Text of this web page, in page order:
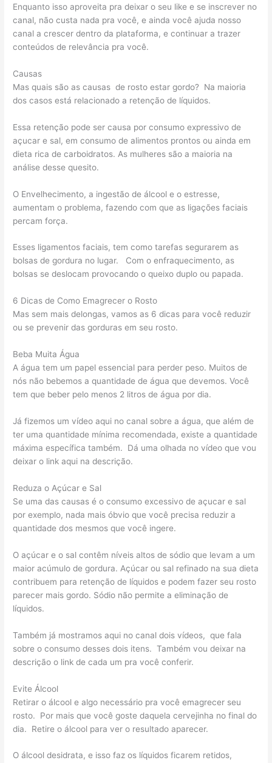
Enquanto isso aproveita pra deixar o seu like e se inscrever no
canal, não custa nada pra você, e ainda você ajuda nosso
canal a crescer dentro da plataforma, e continuar a trazer
conteúdos de relevância pra você.
Causas
Mas quais são as causas de rosto estar gordo? Na maioria
dos casos está relacionado a retenção de líquidos.
Essa retenção pode ser causa por consumo expressivo de
açucar e sal, em consumo de alimentos prontos ou ainda em
dieta rica de carboidratos. As mulheres são a maioria na
análise desse quesito.
O Envelhecimento, a ingestão de álcool e o estresse,
aumentam o problema, fazendo com que as ligações faciais
percam força.
Esses ligamentos faciais, tem como tarefas segurarem as
bolsas de gordura no lugar. Com o enfraquecimento, as
bolsas se deslocam provocando o queixo duplo ou papada.
6 Dicas de Como Emagrecer o Rosto
Mas sem mais delongas, vamos as 6 dicas para você reduzir
ou se prevenir das gorduras em seu rosto.
Beba Muita Água
A água tem um papel essencial para perder peso. Muitos de
nós não bebemos a quantidade de água que devemos. Você
tem que beber pelo menos 2 litros de água por dia.
Já fizemos um vídeo aqui no canal sobre a água, que além de
ter uma quantidade mínima recomendada, existe a quantidade
máxima específica também. Dá uma olhada no vídeo que vou
deixar o link aqui na descrição.
Reduza o Açúcar e Sal
Se uma das causas é o consumo excessivo de açucar e sal
por exemplo, nada mais óbvio que você precisa reduzir a
quantidade dos mesmos que você ingere.
O açúcar e o sal contêm níveis altos de sódio que levam a um
maior acúmulo de gordura. Açúcar ou sal refinado na sua dieta
contribuem para retenção de líquidos e podem fazer seu rosto
parecer mais gordo. Sódio não permite a eliminação de
líquidos.
Também já mostramos aqui no canal dois vídeos, que fala
sobre o consumo desses dois itens. Também vou deixar na
descrição o link de cada um pra você conferir.
Evite Álcool
Retirar o álcool e algo necessário pra você emagrecer seu
rosto. Por mais que você goste daquela cervejinha no final do
dia. Retire o álcool para ver o resultado aparecer.
O álcool desidrata, e isso faz os líquidos ficarem retidos,